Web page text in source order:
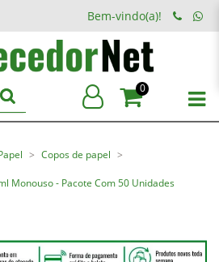
Bem-vindo(a)!
0
Copos de papel
Monouso - Pacote Com 50 Unidades